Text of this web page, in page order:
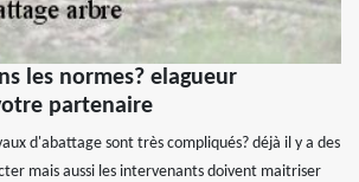
les normes? elagueur
partenaire
d'abattage sont très compliqués? déjà il y a des
mais aussi les intervenants doivent maitriser